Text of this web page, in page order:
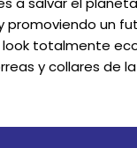
promoviendo un
look totalmente
y collares de